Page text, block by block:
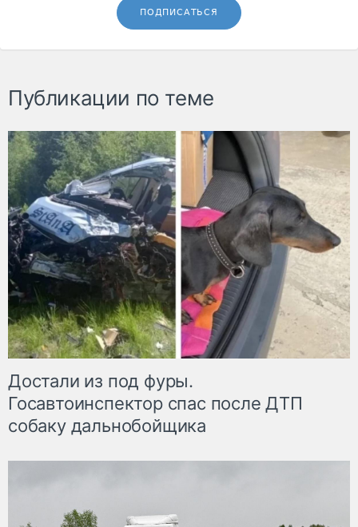
ПОДПИСАТЬСЯ
Публикации по теме
Достали из под фуры.
Госавтоинспектор спас после ДТП
собаку дальнобойщика